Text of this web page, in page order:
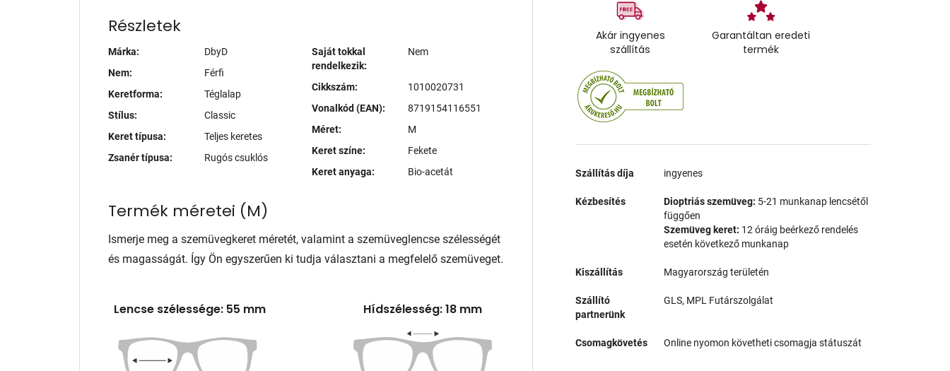
Részletek
Márka:
DbyD
Nem:
Férfi
Keretforma:
Téglalap
Stílus:
Classic
Keret típusa:
Teljes keretes
Zsanér típusa:
Rugós csuklós
Saját tokkal
rendelkezik:
Nem
Cikkszám:
1010020731
Vonalkód (EAN):
8719154116551
Méret:
M
Keret színe:
Fekete
Keret anyaga:
Bio-acetát
Termék méretei (M)
Ismerje meg a szemüvegkeret méretét, valamint a szemüveglencse szélességét
és magasságát. Így Ön egyszerűen ki tudja választani a megfelelő szemüveget.
Lencse szélessége: 55 mm Hídszélesség: 18 mm
Akár ingyenes
szállítás
Garantáltan eredeti
termék
Szállítás díja ingyenes
Kézbesítés Dioptriás szemüveg: 5-21 munkanap lencsétől
függően
Szemüveg keret: 12 óráig beérkező rendelés
esetén következő munkanap
Kiszállítás Magyarország területén
Szállító
partnerünk
GLS, MPL Futárszolgálat
Csomagkövetés Online nyomon követheti csomagja státuszát